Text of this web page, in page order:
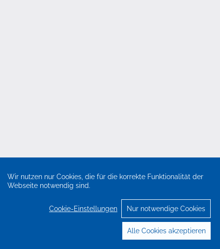
Wir nutzen nur Cookies, die für die korrekte Funktionalität der
Webseite notwendig sind.
Cookie-Einstellungen Nur notwendige Cookies
Alle Cookies akzeptieren